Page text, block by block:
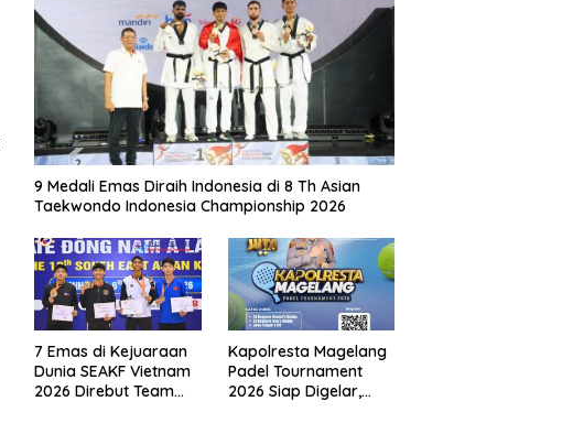
9 Medali Emas Diraih Indonesia di 8 Th Asian
Taekwondo Indonesia Championship 2026
7 Emas di Kejuaraan
Dunia SEAKF Vietnam
2026 Direbut Team
Kapolresta Magelang
Padel Tournament
2026 Siap Digelar,